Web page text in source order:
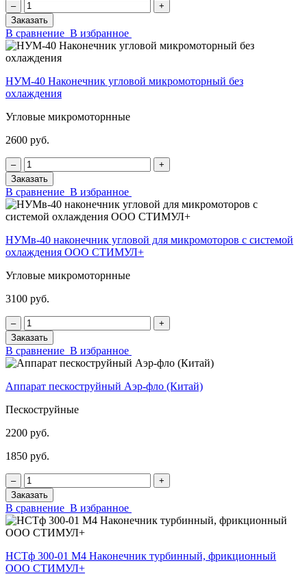
‒
+
Заказать
В сравнение В избранное
НУМ-40 Наконечник угловой микромоторный без
охлаждения
Угловые микромоторнные
2600 руб.
‒
+
Заказать
В сравнение В избранное
НУМв-40 наконечник угловой для микромоторов с системой
охлаждения ООО СТИМУЛ+
Угловые микромоторнные
3100 руб.
‒
+
Заказать
В сравнение В избранное
Аппарат пескоструйный Аэр-фло (Китай)
Пескоструйные
2200 руб.
1850 руб.
‒
+
Заказать
В сравнение В избранное
НСТф 300-01 М4 Наконечник турбинный, фрикционный
ООО СТИМУЛ+